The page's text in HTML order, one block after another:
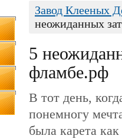
Завод Клееных
неожиданных
5
фламбе.рф
В тот день,
понемногу
была карета